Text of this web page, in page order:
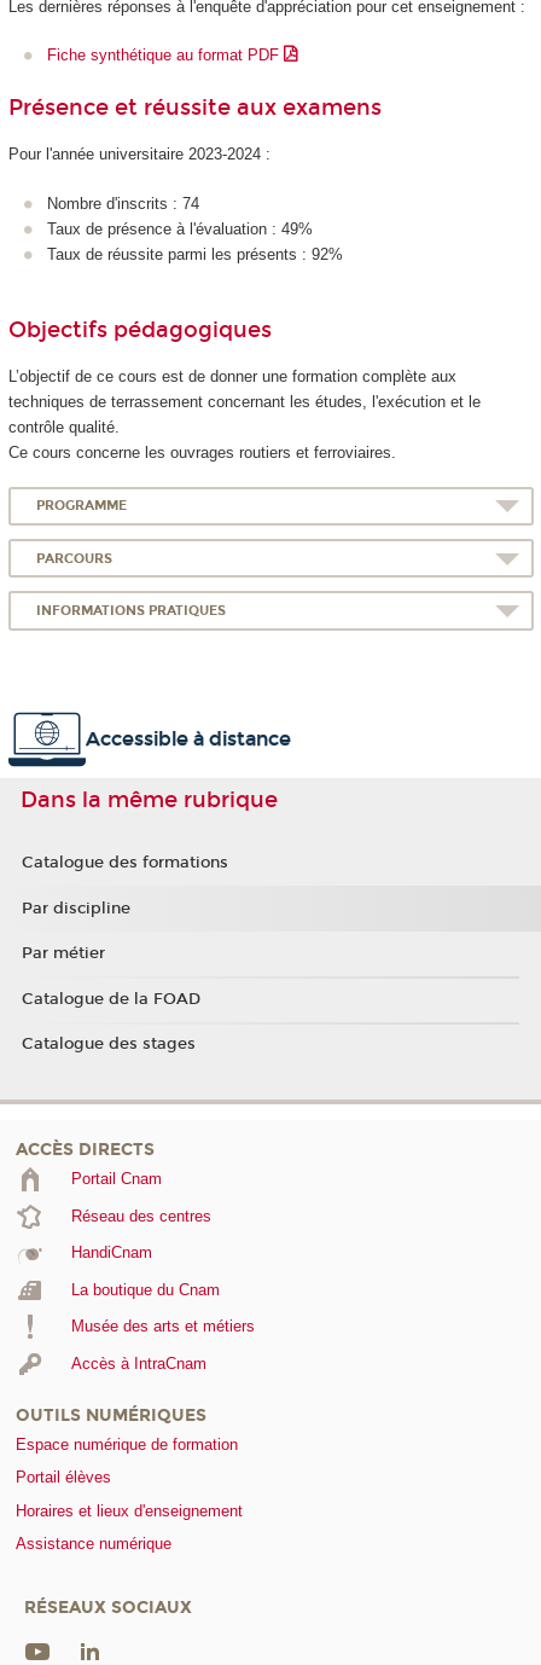
Les dernières réponses à l'enquête d'appréciation pour cet enseignement :
Fiche synthétique au format PDF
Présence et réussite aux examens
Pour l'année universitaire 2023-2024 :
Nombre d'inscrits : 74
Taux de présence à l'évaluation : 49%
Taux de réussite parmi les présents : 92%
Objectifs pédagogiques
L’objectif de ce cours est de donner une formation complète aux
techniques de terrassement concernant les études, l'exécution et le
contrôle qualité.
Ce cours concerne les ouvrages routiers et ferroviaires.
PROGRAMME
PARCOURS
INFORMATIONS PRATIQUES
Accessible à distance
Dans la même rubrique
Catalogue des formations
Par discipline
Par métier
Catalogue de la FOAD
Catalogue des stages
ACCÈS DIRECTS
Portail Cnam
Réseau des centres
HandiCnam
La boutique du Cnam
Musée des arts et métiers
Accès à IntraCnam
OUTILS NUMÉRIQUES
Espace numérique de formation
Portail élèves
Horaires et lieux d'enseignement
Assistance numérique
RÉSEAUX SOCIAUX